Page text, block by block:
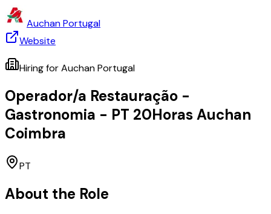
Auchan Portugal
Website
Hiring forAuchan Portugal
Operador/a Restauração -
Gastronomia - PT 20Horas Auchan
Coimbra
PT
About the Role